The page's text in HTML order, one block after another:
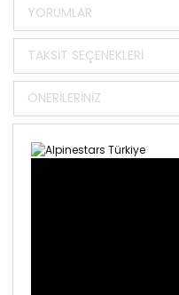
YORUMLAR
TAKSIT SEÇENEKLERI
ÖNERILERINIZ